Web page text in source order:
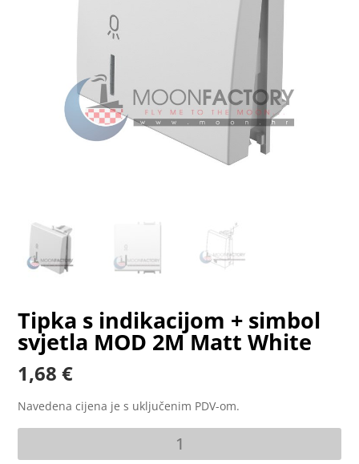
Tipka s indikacijom + simbol
svjetla MOD 2M Matt White
1,68€
Navedena cijena je s uključenim PDV-om.